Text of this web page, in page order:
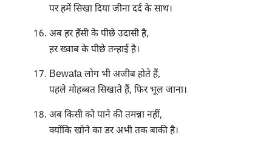
पर हमें सिखा दिया जीना दर्द के साथ।
अब हर हँसी के पीछे उदासी है,
हर ख्वाब के पीछे तन्हाई है।
Bewafa लोग भी अजीब होते हैं,
पहले मोहब्बत सिखाते हैं, फिर भूल जाना।
अब किसी को पाने की तमन्ना नहीं,
क्योंकि खोने का डर अभी तक बाकी है।